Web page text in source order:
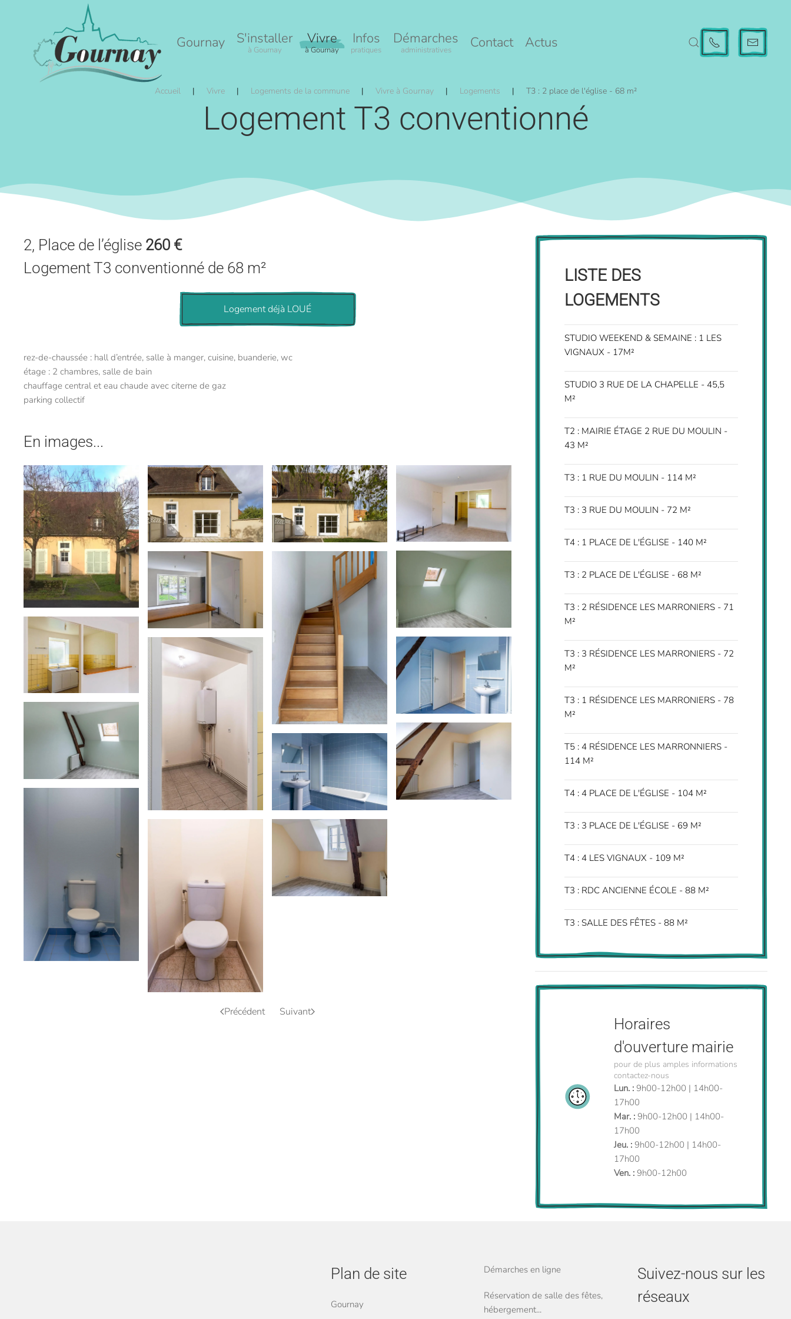
Accéder au contenu principal Gournay S'installer
à Gournay
Vivre
à Gournay
Infos
pratiques
Démarches
administratives Contact Actus
Accueil Vivre Logements de la commune Vivre à Gournay Logements T3 : 2 place de l'église - 68 m²
Logement T3 conventionné
2, Place de l’église 260 €
Logement T3 conventionné de 68 m²
Logement déjà LOUÉ
rez-de-chaussée : hall d’entrée, salle à manger, cuisine, buanderie, wc
étage : 2 chambres, salle de bain
chauffage central et eau chaude avec citerne de gaz
parking collectif
En images...
voir
voir voir
voir
voir
voir
voir
voir
voir
voir
Précédent Suivant
LISTE DES
LOGEMENTS
STUDIO WEEKEND & SEMAINE : 1 LES
VIGNAUX - 17M²
STUDIO 3 RUE DE LA CHAPELLE - 45,5
M²
T2 : MAIRIE ÉTAGE 2 RUE DU MOULIN -
43 M²
T3 : 1 RUE DU MOULIN - 114 M²
T3 : 3 RUE DU MOULIN - 72 M²
T4 : 1 PLACE DE L'ÉGLISE - 140 M²
T3 : 2 PLACE DE L'ÉGLISE - 68 M²
T3 : 2 RÉSIDENCE LES MARRONIERS - 71
M²
T3 : 3 RÉSIDENCE LES MARRONIERS - 72
M²
T3 : 1 RÉSIDENCE LES MARRONIERS - 78
M²
T5 : 4 RÉSIDENCE LES MARRONNIERS -
114 M²
T4 : 4 PLACE DE L'ÉGLISE - 104 M²
T3 : 3 PLACE DE L'ÉGLISE - 69 M²
T4 : 4 LES VIGNAUX - 109 M²
T3 : RDC ANCIENNE ÉCOLE - 88 M²
T3 : SALLE DES FÊTES - 88 M²
Horaires
d'ouverture mairie
pour de plus amples informations
contactez-nous
Lun. : 9h00-12h00 | 14h00-
17h00
Mar. : 9h00-12h00 | 14h00-
17h00
Jeu. : 9h00-12h00 | 14h00-
17h00
Ven. : 9h00-12h00
Plan de site
Gournay
Démarches en ligne
Réservation de salle des fêtes,
hébergement...
Suivez-nous sur les
réseaux